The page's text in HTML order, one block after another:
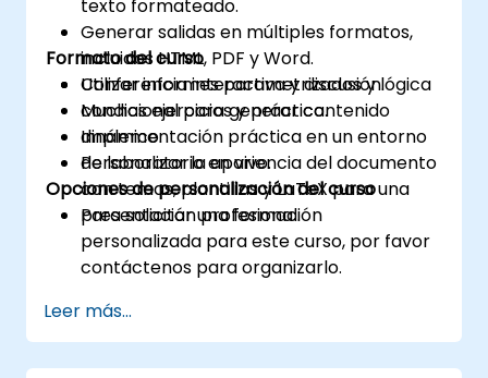
texto formateado.
Generar salidas en múltiples formatos,
incluidos HTML, PDF y Word.
Utilizar informes parametrizados y lógica
condicional para generar contenido
dinámico.
Personalizar la apariencia del documento
con temas, plantillas y LaTeX para una
presentación profesional.
Formato del curso
Conferencia interactiva y discusión.
Muchas ejercicios y práctica.
Implementación práctica en un entorno
de laboratorio en vivo.
Opciones de personalización del curso
Para solicitar una formación
personalizada para este curso, por favor
contáctenos para organizarlo.
Leer más...